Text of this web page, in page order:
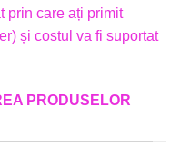
prin care ați primit
și costul va fi suportat
PRODUSELOR